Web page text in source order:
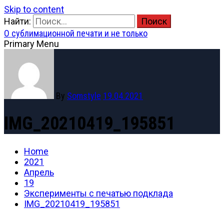
Skip to content
Найти:
О сублимационной печати и не только
Primary Menu
By Somstyle 19.04.2021
IMG_20210419_195851
Home
2021
Апрель
19
Эксперименты с печатью подклада
IMG_20210419_195851